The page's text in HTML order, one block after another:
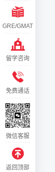
GRE/GMAT
留学咨询
免费通话
微信客服
返回顶部